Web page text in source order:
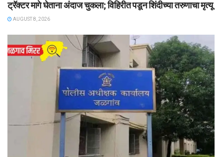
ट्रॅक्टर मागे घेताना अंदाज चुकला; विहिरीत पडून शिंदीच्या तरुणाचा मृत्यू
AUGUST 8, 2026